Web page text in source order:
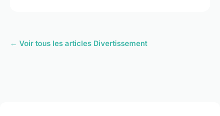
← Voir tous les articles Divertissement